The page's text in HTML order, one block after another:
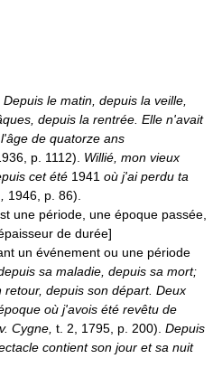
Depuis le matin, depuis la veille,
depuis la rentrée. Elle n'avait
de quatorze ans
p. 1112). Willié, mon vieux
cet été 1941 où j'ai perdu ta
1946, p. 86).
une période, une époque passée,
de durée]
un événement ou une période
sa maladie, depuis sa mort;
depuis son départ. Deux
où j'avois été revêtu de
Cygne, t. 2, 1795, p. 200). Depuis
contient son jour et sa nuit